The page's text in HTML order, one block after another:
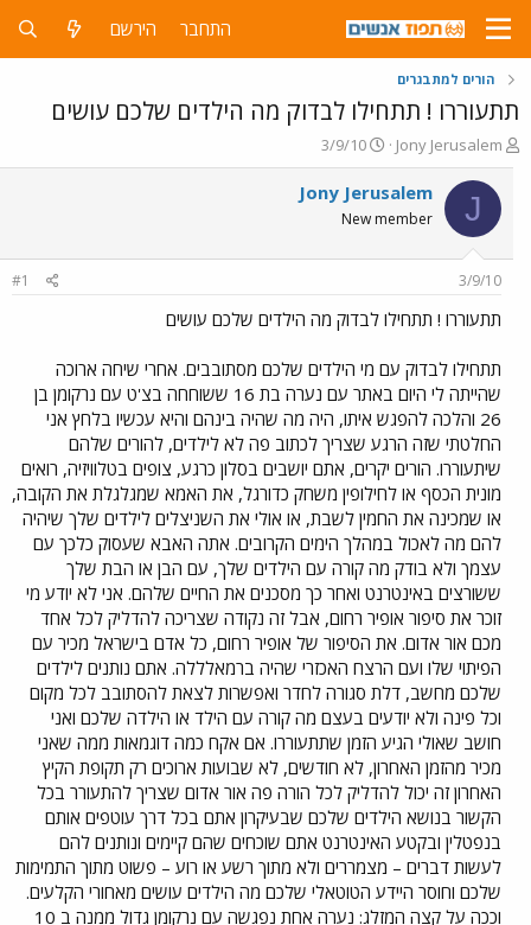
התחבר הירשם
הורים למתבגרים
תתעוררו ! תתחילו לבדוק מה הילדים שלכם עושים
פ
ו
ת
ח
ה
ו
ש
א
Jony Jerusalem
פ
ו
ר
ם
ר
3/9/10
J
Jony Jerusalem
New member
3/9/10
#1
תתעוררו ! תתחילו לבדוק מה הילדים שלכם עושים
תתחילו לבדוק עם מי הילדים שלכם מסתובבים. אחרי שיחה ארוכה
שהייתה לי היום באתר עם נערה בת 16 ששוחחה בצ'ט עם נרקומן בן
26 והלכה להפגש איתו, היה מה שהיה בינהם והיא עכשיו בלחץ אני
החלטתי שזה הרגע שצריך לכתוב פה לא לילדים, להורים שלהם
שיתעוררו. הורים יקרים, אתם יושבים בסלון כרגע, צופים בטלוויזיה, רואים
מונית הכסף או לחילופין משחק כדורגל, את האמא שמגלגלת את הקובה,
או שמכינה את החמין לשבת, או אולי את השניצלים לילדים שלך שיהיה
להם מה לאכול במהלך הימים הקרובים. אתה האבא שעסוק כלכך עם
עצמך ולא בודק מה קורה עם הילדים שלך, עם הבן או הבת שלך
ששורצים באינטרנט ואחר כך מסכנים את החיים שלהם. אני לא יודע מי
זוכר את סיפור אופיר רחום, אבל זה נקודה שצריכה להדליק לכל אחד
מכם אור אדום. את הסיפור של אופיר רחום, כל אדם בישראל מכיר עם
הפיתוי שלו ועם הרצח האכזרי שהיה ברמאלללה. אתם נותנים לילדים
שלכם מחשב, דלת סגורה לחדר ואפשרות לצאת להסתובב לכל מקום
וכל פינה ולא יודעים בעצם מה קורה עם הילד או הילדה שלכם ואני
חושב שאולי הגיע הזמן שתתעוררו. אם אקח כמה דוגמאות ממה שאני
מכיר מהזמן האחרון, לא חודשים, לא שבועות ארוכים רק תקופת הקיץ
האחרון זה יכול להדליק לכל הורה פה אור אדום שצריך להתעורר בכל
הקשור בנושא הילדים שלכם שבעיקרון אתם בכל דרך עוטפים אותם
בנפטלין ובקטע האינטרנט אתם שוכחים שהם קיימים ונותנים להם
לעשות דברים – מצמררים ולא מתוך רשע או רוע – פשוט מתוך התמימות
שלכם וחוסר היידע הטוטאלי שלכם מה הילדים עושים מאחורי הקלעים.
וככה על קצה המזלג: נערה אחת נפגשה עם נרקומן גדול ממנה ב 10